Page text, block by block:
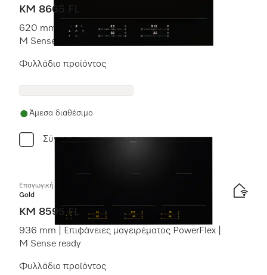
KM 8665 FL
620 mm | Εστία πλήρους επιφάνειας |
M Sense ready
Φυλλάδιο προϊόντος
Άμεσα διαθέσιμο
Σύγκριση
Επαγωγική εστία με χειριστήρια επί της συσκευής
Gold
KM 8595 FL
936 mm | Επιφάνειες μαγειρέματος PowerFlex |
M Sense ready
Φυλλάδιο προϊόντος